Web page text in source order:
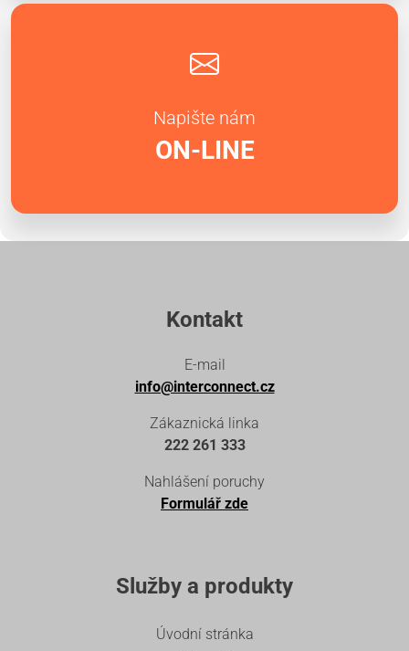
Napište nám
ON-LINE
Kontakt
E-mail
info@interconnect.cz
Zákaznická linka
222 261 333
Nahlášení poruchy
Formulář zde
Služby a produkty
Úvodní stránka